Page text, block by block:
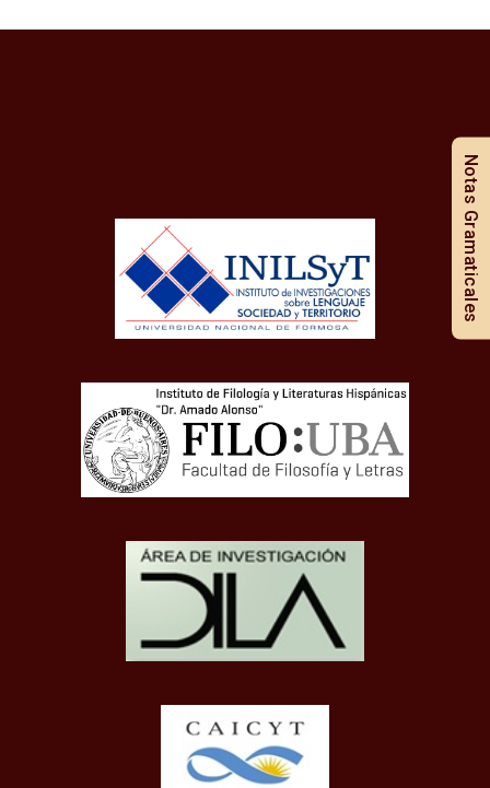
Notas Gramaticales